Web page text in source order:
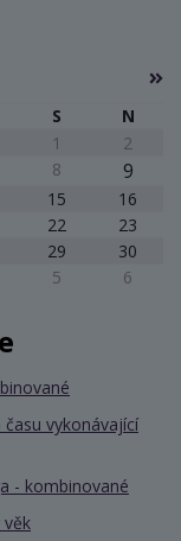
S
N
1
2
8 9
15
16
22
23
29
30
5 6
vykonávající
- kombinované
věk